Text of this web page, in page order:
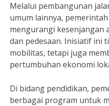
Melalui pembangunan
umum lainnya,
mengurangi kesenjangan
dan pedesaan. Inisiatif ini
mobilitas, tetapi juga
pertumbuhan ekonomi
Di bidang pendidikan,
berbagai program untuk